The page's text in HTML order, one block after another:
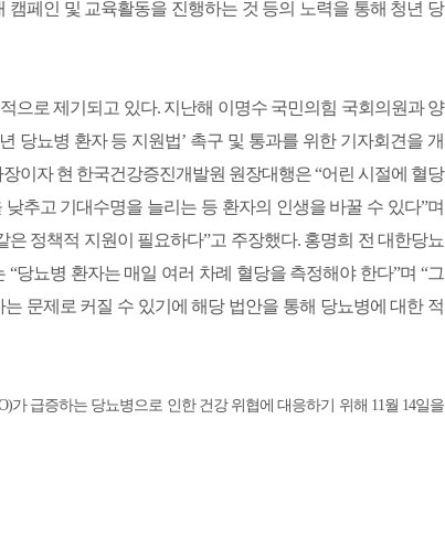
페인 및 교육활동을 진행하는 것 등의 노력을 통해 청년 당
으로 제기되고 있다. 지난해 이명수 국민의힘 국회의원과 양
당뇨병 환자 등 지원법’ 촉구 및 통과를 위한 기자회견을 개
이자 현 한국건강증진개발원 원장대행은 “어린 시절에 혈당
추고 기대수명을 늘리는 등 환자의 인생을 바꿀 수 있다”며
정책적 지원이 필요하다”고 주장했다. 홍명희 전 대한당뇨
당뇨병 환자는 매일 여러 차례 혈당을 측정해야 한다”며 “그
문제로 커질 수 있기에 해당 법안을 통해 당뇨병에 대한 적
가 급증하는 당뇨병으로 인한 건강 위협에 대응하기 위해 11월 14일을